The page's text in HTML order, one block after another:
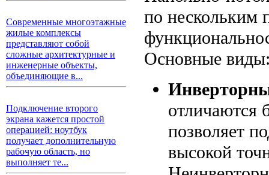
Современные многоэтажные
жилые комплексы
представляют собой
сложные архитектурные и
инженерные объекты,
объединяющие в...
Подключение второго
экрана кажется простой
операцией: ноутбук
получает дополнительную
рабочую область, но
выполняет те...
по нескольким
Основные
отличаются
позволяет
высокой